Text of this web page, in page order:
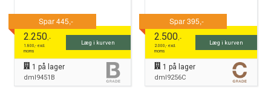
2.250,-
1.800,- excl.
moms
Læg i kurven
1 på lager
dml9451B
2.500,-
2.000,- excl.
moms
Læg i kurven
1 på lager
dml9256C